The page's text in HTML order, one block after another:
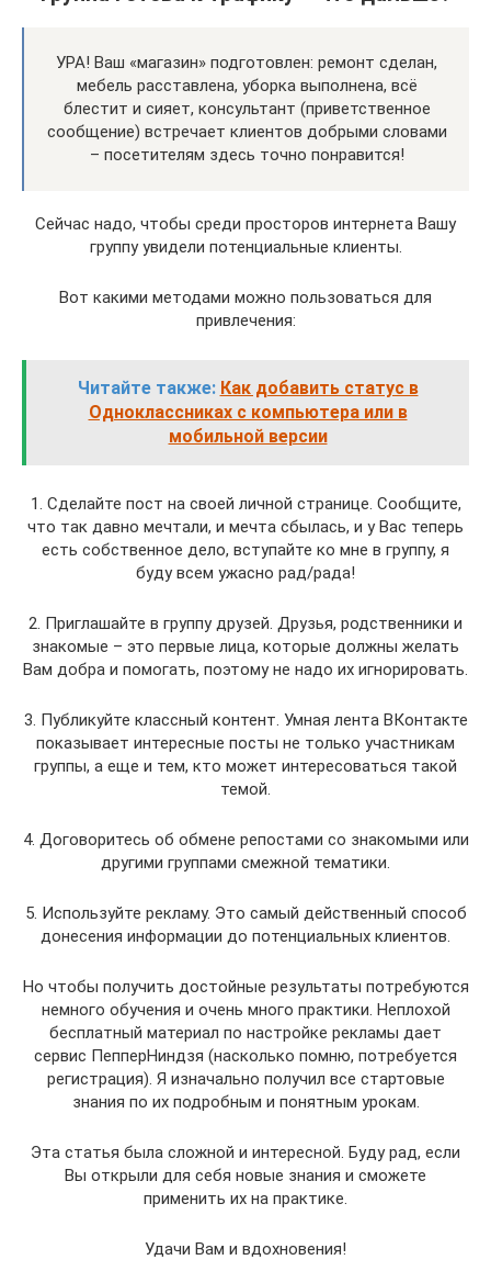
УРА! Ваш «магазин» подготовлен: ремонт сделан,
мебель расставлена, уборка выполнена, всё
блестит и сияет, консультант (приветственное
сообщение) встречает клиентов добрыми словами
– посетителям здесь точно понравится!
Сейчас надо, чтобы среди просторов интернета Вашу
группу увидели потенциальные клиенты.
Вот какими методами можно пользоваться для
привлечения:
Читайте также: Как добавить статус в
Одноклассниках с компьютера или в
мобильной версии
1. Сделайте пост на своей личной странице. Сообщите,
что так давно мечтали, и мечта сбылась, и у Вас теперь
есть собственное дело, вступайте ко мне в группу, я
буду всем ужасно рад/рада!
2. Приглашайте в группу друзей. Друзья, родственники и
знакомые – это первые лица, которые должны желать
Вам добра и помогать, поэтому не надо их игнорировать.
3. Публикуйте классный контент. Умная лента ВКонтакте
показывает интересные посты не только участникам
группы, а еще и тем, кто может интересоваться такой
темой.
4. Договоритесь об обмене репостами со знакомыми или
другими группами смежной тематики.
5. Используйте рекламу. Это самый действенный способ
донесения информации до потенциальных клиентов.
Но чтобы получить достойные результаты потребуются
немного обучения и очень много практики. Неплохой
бесплатный материал по настройке рекламы дает
сервис ПепперНиндзя (насколько помню, потребуется
регистрация). Я изначально получил все стартовые
знания по их подробным и понятным урокам.
Эта статья была сложной и интересной. Буду рад, если
Вы открыли для себя новые знания и сможете
применить их на практике.
Удачи Вам и вдохновения!